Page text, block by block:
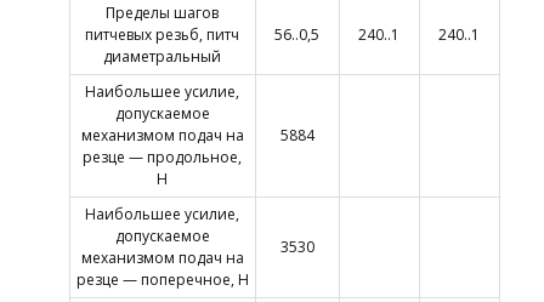
Пределы шагов
питчевых резьб, питч
диаметральный
56..0,5 240..1 240..1
Наибольшее усилие,
допускаемое
механизмом подач на
резце — продольное,
Н
5884
Наибольшее усилие,
допускаемое
механизмом подач на
резце — поперечное, Н
3530